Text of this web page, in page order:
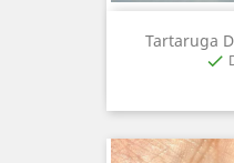
Tartaruga
